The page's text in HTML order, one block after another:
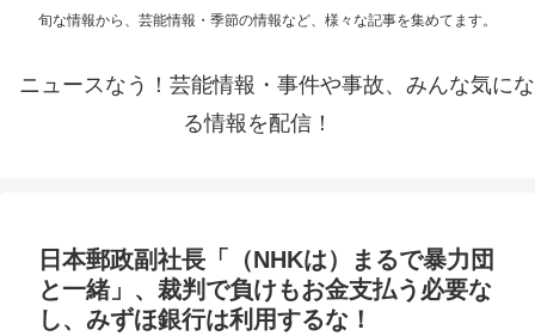
旬な情報から、芸能情報・季節の情報など、様々な記事を集めてます。
ニュースなう！芸能情報・事件や事故、みんな気にな
る情報を配信！
日本郵政副社長「（NHKは）まるで暴力団
と一緒」、裁判で負けもお金支払う必要な
し、みずほ銀行は利用するな！